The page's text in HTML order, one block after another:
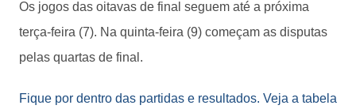
Os jogos das oitavas de final seguem até a próxima
terça-feira (7). Na quinta-feira (9) começam as disputas
pelas quartas de final.
Fique por dentro das partidas e resultados. Veja a tabela